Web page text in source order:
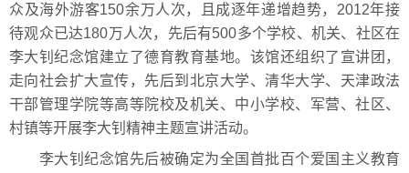
众及海外游客150余万人次，且成逐年递增趋势，2012年接
待观众已达180万人次，先后有500多个学校、机关、社区在
李大钊纪念馆建立了德育教育基地。该馆还组织了宣讲团，
走向社会扩大宣传，先后到北京大学、清华大学、天津政法
干部管理学院等高等院校及机关、中小学校、军营、社区、
村镇等开展李大钊精神主题宣讲活动。
李大钊纪念馆先后被确定为全国首批百个爱国主义教育